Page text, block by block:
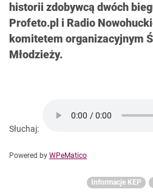
historii zdobywcą dwóch
Profeto.pl i Radio
komitetem organizacyjnym
Młodzieży.
Słuchaj:
Powered by WPeMatico
Informacje KEP